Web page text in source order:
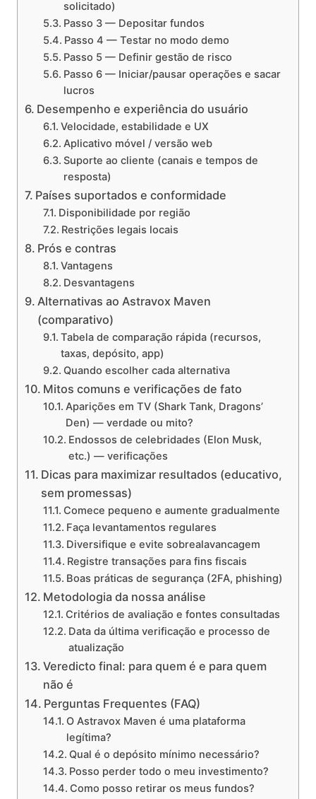
solicitado)
Passo 3 — Depositar fundos
Passo 4 — Testar no modo demo
Passo 5 — Definir gestão de risco
Passo 6 — Iniciar/pausar operações e sacar
lucros
Desempenho e experiência do usuário
Velocidade, estabilidade e UX
Aplicativo móvel / versão web
Suporte ao cliente (canais e tempos de
resposta)
Países suportados e conformidade
Disponibilidade por região
Restrições legais locais
Prós e contras
Vantagens
Desvantagens
Alternativas ao Astravox Maven
(comparativo)
Tabela de comparação rápida (recursos,
taxas, depósito, app)
Quando escolher cada alternativa
Mitos comuns e verificações de fato
Aparições em TV (Shark Tank, Dragons’
Den) — verdade ou mito?
Endossos de celebridades (Elon Musk,
etc.) — verificações
Dicas para maximizar resultados (educativo,
sem promessas)
Comece pequeno e aumente gradualmente
Faça levantamentos regulares
Diversifique e evite sobrealavancagem
Registre transações para fins fiscais
Boas práticas de segurança (2FA, phishing)
Metodologia da nossa análise
Critérios de avaliação e fontes consultadas
Data da última verificação e processo de
atualização
Veredicto final: para quem é e para quem
não é
Perguntas Frequentes (FAQ)
O Astravox Maven é uma plataforma
legítima?
Qual é o depósito mínimo necessário?
Posso perder todo o meu investimento?
Como posso retirar os meus fundos?